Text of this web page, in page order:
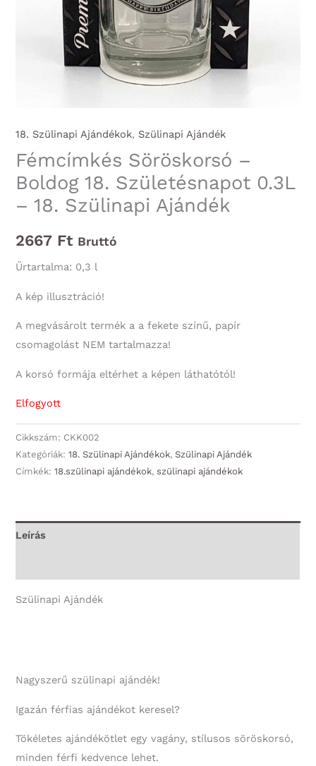
18. Szülinapi Ajándékok, Szülinapi Ajándék
Fémcímkés Söröskorsó –
Boldog 18. Születésnapot 0.3L
– 18. Szülinapi Ajándék
2667 Ft Bruttó
Űrtartalma: 0,3 l
A kép illusztráció!
A megvásárolt termék a a fekete színű, papír
csomagolást NEM tartalmazza!
A korsó formája eltérhet a képen láthatótól!
Elfogyott
Cikkszám: CKK002
Kategóriák:18. Szülinapi Ajándékok,Szülinapi Ajándék
Címkék:18.szülinapi ajándékok,szülinapi ajándékok
Leírás
Szülinapi Ajándék
Nagyszerű szülinapi ajándék!
Igazán férfias ajándékot keresel?
Tökéletes ajándékötlet egy vagány, stílusos söröskorsó,
minden férfi kedvence lehet.